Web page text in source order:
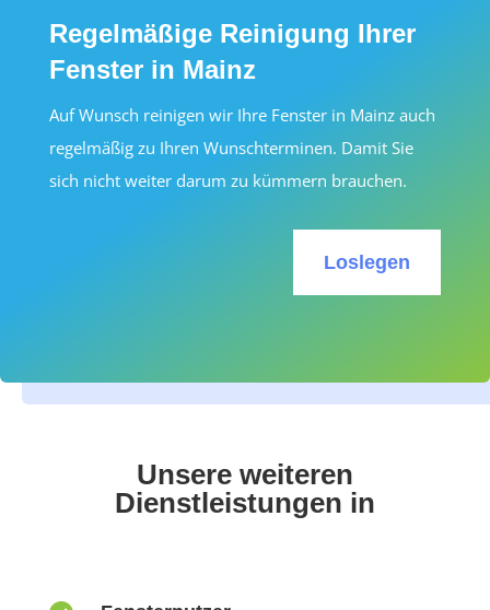
Regelmäßige Reinigung Ihrer
Fenster in Mainz
Auf Wunsch reinigen wir Ihre Fenster in Mainz auch
regelmäßig zu Ihren Wunschterminen. Damit Sie
sich nicht weiter darum zu kümmern brauchen.
Loslegen
Unsere weiteren
Dienstleistungen in